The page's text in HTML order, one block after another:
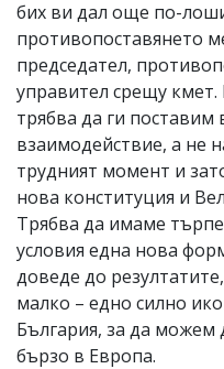
бих ви дал още по-
противопоставянето
председател,
управител срещу кмет.
трябва да ги поставим
взаимодействие, а не
трудният момент и
нова конституция и
Трябва да имаме
условия една нова
доведе до
малко – едно силно
България, за да можем
бързо в Европа.